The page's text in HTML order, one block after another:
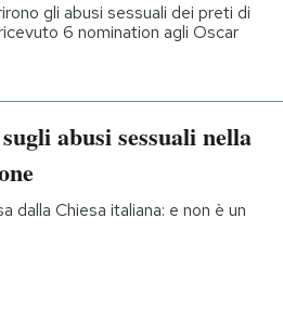
gli abusi sessuali dei preti di
6 nomination agli Oscar
abusi sessuali nella
dalla Chiesa italiana: e non è un